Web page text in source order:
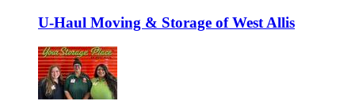
U-Haul Moving & Storage of West Allis